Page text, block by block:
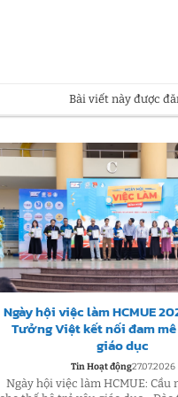
Bài viết này được
Ngày hội việc làm HCMUE
Tưởng Việt kết nối đam
giáo dục
Tin Hoạt động27.07.2026
Ngày hội việc làm HCMUE: Cầu